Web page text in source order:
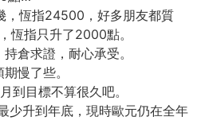
恆指24500，好多朋友都質
恆指只升了2000點。
倉求證，耐心承受。
慢了些。
到目標不算很久吧。
少升到年底，現時歐元仍在全年